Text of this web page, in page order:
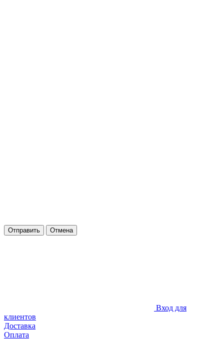
Отправить Отмена
Вход для
клиентов
Доставка
Оплата